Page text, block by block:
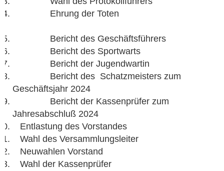
Ehrung der Toten
Bericht des Geschäftsführers
Bericht des Sportwarts
Bericht der Jugendwartin
Bericht des Schatzmeisters zum
Geschäftsjahr 2024
Bericht der Kassenprüfer zum
Jahresabschluß 2024
Entlastung des Vorstandes
Wahl des Versammlungsleiter
Neuwahlen Vorstand
Wahl der Kassenprüfer